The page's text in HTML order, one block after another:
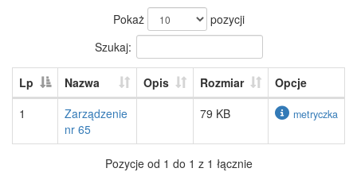
Pokaż
pozycji
Szukaj:
Lp Nazwa Opis Rozmiar
Opcje
1
Zarządzenie
nr 65
79 KB metryczka
Pozycje od 1 do 1 z 1 łącznie